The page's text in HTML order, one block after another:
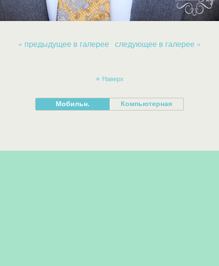
« предыдущее в галерее следующее в галерее »
Наверх
Мобильн. Компьютерная